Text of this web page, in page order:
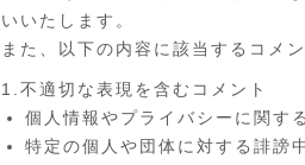
いいたします。
また、以下の内容に該当するコメ
1.不適切な表現を含むコメント
個人情報やプライバシーに関す
特定の個人や団体に対する誹謗